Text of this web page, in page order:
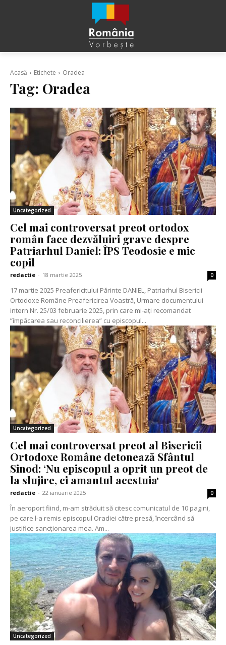
Acasă Etichete Oradea
Tag: Oradea
Uncategorized
Cel mai controversat preot ortodox
român face dezvăluiri grave despre
Patriarhul Daniel: ÎPS Teodosie e mic
copil
redactie - 18 martie 2025 0
17 martie 2025 Preafericitului Părinte DANIEL, Patriarhul Bisericii
Ortodoxe Române Preafericirea Voastră, Urmare documentului
intern Nr. 25/03 februarie 2025, prin care mi-ați recomandat
”împăcarea sau reconcilierea” cu episcopul...
Uncategorized
Cel mai controversat preot al Bisericii
Ortodoxe Române detonează Sfântul
Sinod: ‘Nu episcopul a oprit un preot de
la slujire, ci amantul acestuia‘
redactie - 22 ianuarie 2025 0
În aeroport fiind, m-am străduit să citesc comunicatul de 10 pagini,
pe care l-a remis episcopul Oradiei către presă, încercând să
justifice sancționarea mea. Am...
Uncategorized